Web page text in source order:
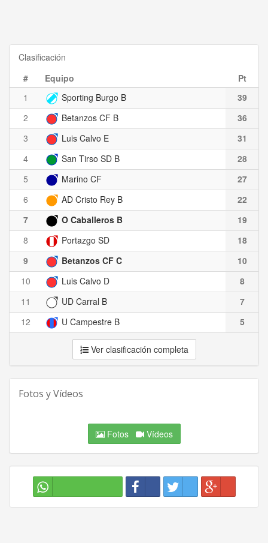
Clasificación
#
Equipo
Pt
1
Sporting Burgo B
39
2
Betanzos CF B
36
3
Luis Calvo E
31
4
San Tirso SD B
28
5
Marino CF
27
6
AD Cristo Rey B
22
7
O Caballeros B
19
8
Portazgo SD
18
9
Betanzos CF C
10
10
Luis Calvo D
8
11
UD Carral B
7
12
U Campestre B 5
Ver clasificación completa
Fotos y Vídeos
Fotos Vídeos